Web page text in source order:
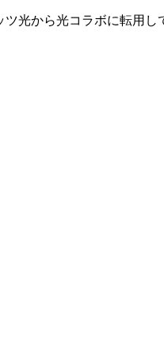
光から光コラボに転用し